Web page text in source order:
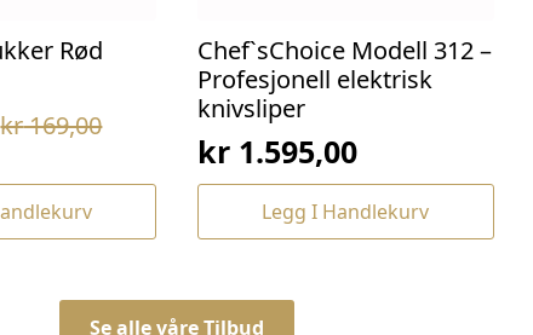
Rød
kr169,00
Chef`sChoice Modell 312 –
Profesjonell elektrisk
knivsliper
kr1.595,00
Legg I Handlekurv
Se alle våre Tilbud